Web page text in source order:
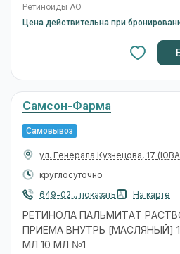
Ретиноиды АО
Цена действительна при
Самсон-Фарма
Самовывоз
ул. Генерала Кузнецова, 17
круглосуточно
649-02... показать
На карте
РЕТИНОЛА ПАЛЬМИТАТ
ПРИЕМА ВНУТРЬ [МАСЛЯНЫЙ]
МЛ 10 МЛ №1